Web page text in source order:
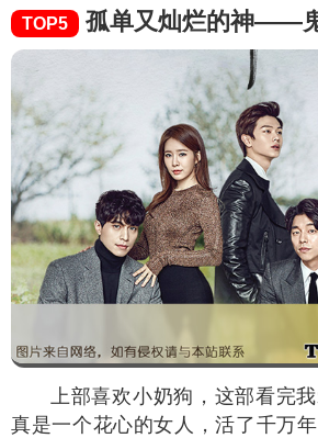
TOP5 孤单又灿烂的神——
上部喜欢小奶狗，这部看完
真是一个花心的女人，活了千万